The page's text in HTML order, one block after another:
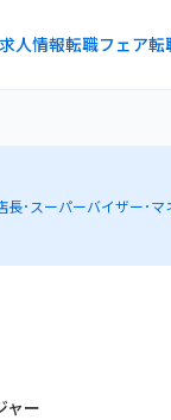
求人情報転職フェア転
長･スーパーバイザー･マ
ャー